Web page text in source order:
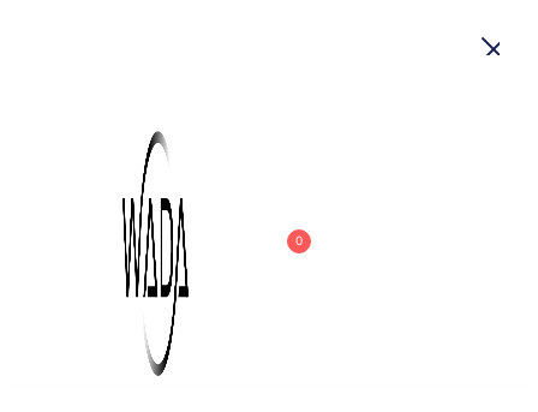
0
吊燈
特惠商品
小型吊燈
中大型吊燈
長形吊燈